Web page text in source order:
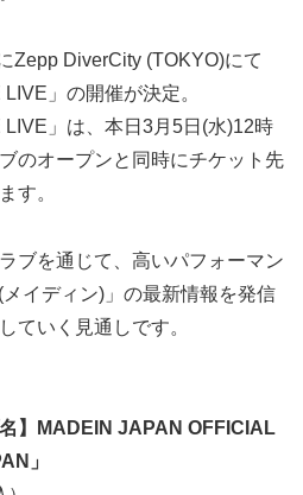
Zepp DiverCity (TOKYO)にて
」の開催が決定。
LIVE」は、本日3月5日(水)12時
のオープンと同時にチケット先
す。
ブを通じて、高いパフォーマン
イディン)」の最新情報を発信
ていく見通しです。
】MADEIN JAPAN OFFICIAL
」